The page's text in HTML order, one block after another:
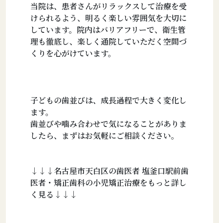
当院は、患者さんがリラックスして治療を受
けられるよう、明るく楽しい雰囲気を大切に
しています。院内はバリアフリーで、衛生管
理も徹底し、楽しく通院していただく空間づ
くりを心がけています。
子どもの歯並びは、成長過程で大きく変化し
ます。
歯並びや噛み合わせで気になることがありま
したら、まずはお気軽にご相談ください。
↓↓↓名古屋市天白区の歯医者 塩釜口駅前歯
医者・矯正歯科の小児矯正治療をもっと詳し
く見る↓↓↓